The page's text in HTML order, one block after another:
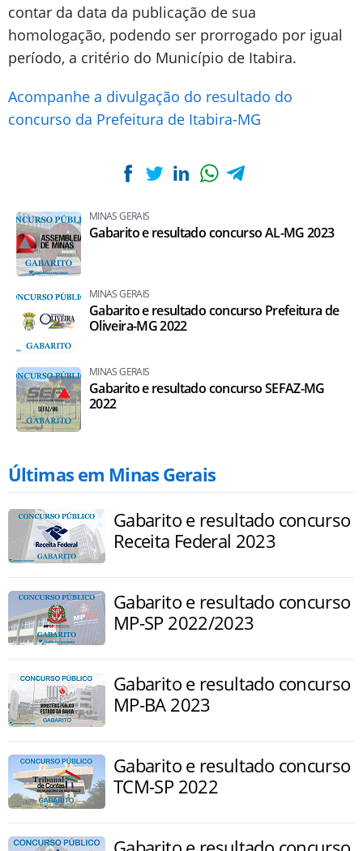
contar da data da publicação de sua
homologação, podendo ser prorrogado por igual
período, a critério do Município de Itabira.
Acompanhe a divulgação do resultado do
concurso da Prefeitura de Itabira-MG
MINAS GERAIS
Gabarito e resultado concurso AL-MG 2023
MINAS GERAIS
Gabarito e resultado concurso Prefeitura de
Oliveira-MG 2022
MINAS GERAIS
Gabarito e resultado concurso SEFAZ-MG
2022
Últimas em Minas Gerais
Gabarito e resultado concurso
Receita Federal 2023
Gabarito e resultado concurso
MP-SP 2022/2023
Gabarito e resultado concurso
MP-BA 2023
Gabarito e resultado concurso
TCM-SP 2022